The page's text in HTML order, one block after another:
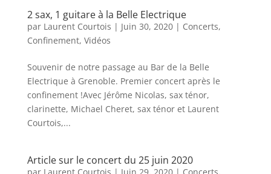
2 sax, 1 guitare à la Belle Electrique
par Laurent Courtois | Juin 30, 2020| Concerts,
Confinement, Vidéos
Souvenir de notre passage au Bar de la Belle
Electrique à Grenoble. Premier concert après le
confinement !Avec Jérôme Nicolas, sax ténor,
clarinette, Michael Cheret, sax ténor et Laurent
Courtois,...
Article sur le concert du 25 juin 2020